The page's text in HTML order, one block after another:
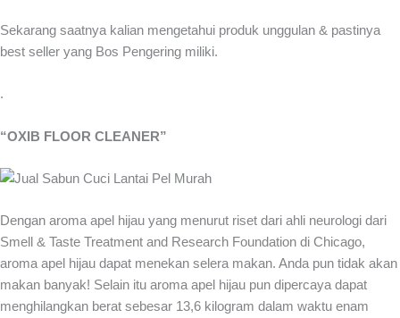
Sekarang saatnya kalian mengetahui produk unggulan & pastinya
best seller yang Bos Pengering miliki.
.
“OXIB FLOOR CLEANER”
Dengan aroma apel hijau yang menurut riset dari ahli neurologi dari
Smell & Taste Treatment and Research Foundation di Chicago,
aroma apel hijau dapat menekan selera makan. Anda pun tidak akan
makan banyak! Selain itu aroma apel hijau pun dipercaya dapat
menghilangkan berat sebesar 13,6 kilogram dalam waktu enam